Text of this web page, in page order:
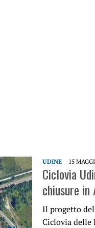
UDINE 15
Ciclovia
chiusure in
Il progetto
Ciclovia delle